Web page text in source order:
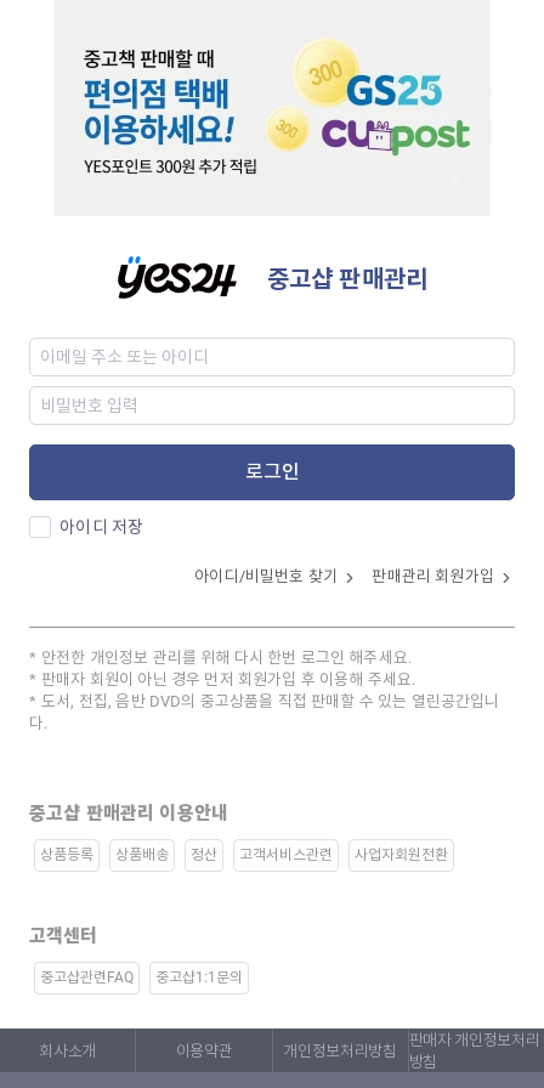
중고샵 판매관리
로그인
아이디 저장
아이디/비밀번호 찾기 판매관리 회원가입
안전한 개인정보 관리를 위해 다시 한번 로그인 해주세요.
판매자 회원이 아닌 경우 먼저 회원가입 후 이용해 주세요.
도서, 전집, 음반 DVD의 중고상품을 직접 판매할 수 있는 열린공간입니
다.
중고샵 판매관리 이용안내
상품등록 상품배송 정산 고객서비스관련 사업자회원전환
고객센터
중고샵관련FAQ 중고샵1:1문의
회사소개 이용약관 개인정보처리방침
판매자 개인정보처리
방침